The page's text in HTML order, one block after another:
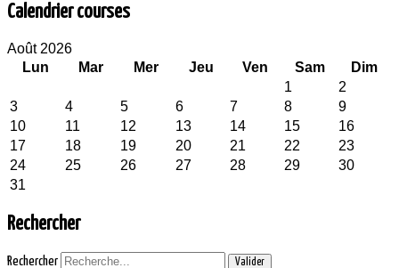
Calendrier courses
Août 2026
Lun
Mar Mer Jeu Ven Sam
Dim
1
2
3
4 5 6 7 8
9
10
11 12 13 14 15
16
17
18 19 20 21 22
23
24
25 26 27 28 29
30
31
Rechercher
Rechercher Valider